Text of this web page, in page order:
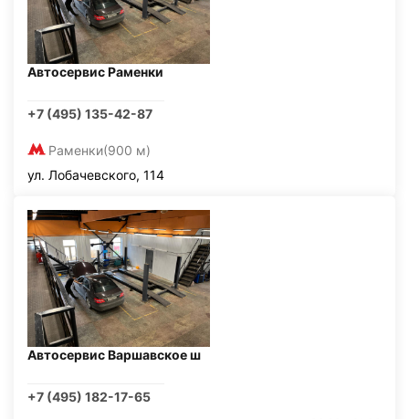
Автосервис Раменки
+7 (495) 135-42-87
Раменки(900 м)
ул. Лобачевского, 114
Автосервис Варшавское ш
+7 (495) 182-17-65